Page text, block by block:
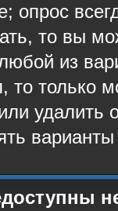
опрос
то вы
из
то только